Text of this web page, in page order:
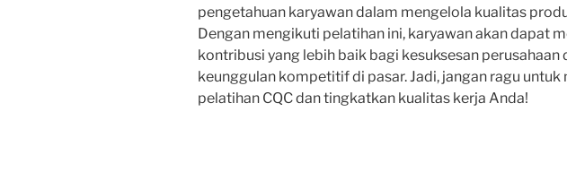
pengetahuan karyawan dalam mengelola kualitas
Dengan mengikuti pelatihan ini, karyawan akan dapat
kontribusi yang lebih baik bagi kesuksesan perusahaan
keunggulan kompetitif di pasar. Jadi, jangan ragu untuk
pelatihan CQC dan tingkatkan kualitas kerja Anda!